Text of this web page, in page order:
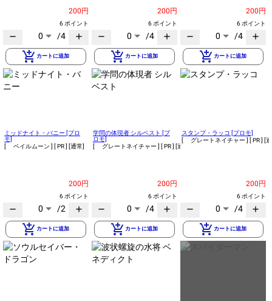
200円
6 ポイント
remove 0 /4 add
add_shopping_cart カートに追加
200円
6 ポイント
remove 0 /4 add
add_shopping_cart カートに追加
200円
6 ポイント
remove 0 /4 add
add_shopping_cart カートに追加
ミッドナイト・バニー [プロ
モ]
[ ペイルムーン ] [ PR ] [通常]
200円
6 ポイント
remove 0 /2 add
add_shopping_cart カートに追加
学問の体現者 シルベスト [プ
ロモ]
[ グレートネイチャー ] [ PR ] [通常]
200円
6 ポイント
remove 0 /4 add
add_shopping_cart カートに追加
スタンプ・ラッコ [プロモ]
[ グレートネイチャー ] [ PR ] [
200円
6 ポイント
remove 0 /4 add
add_shopping_cart カートに追加